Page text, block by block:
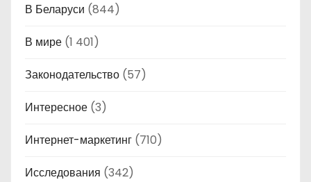
В Беларуси (844)
В мире (1 401)
Законодательство (57)
Интересное (3)
Интернет-маркетинг (710)
Исследования (342)